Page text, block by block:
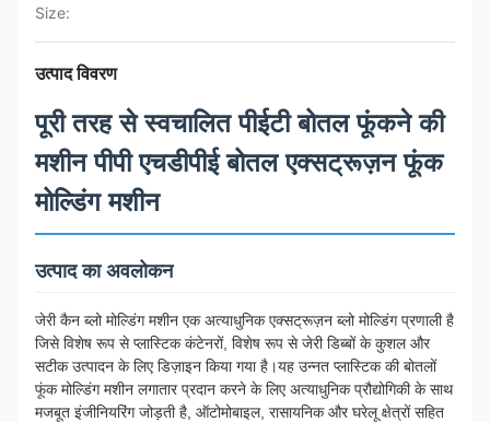
Size:
उत्पाद विवरण
पूरी तरह से स्वचालित पीईटी बोतल फूंकने की
मशीन पीपी एचडीपीई बोतल एक्सट्रूज़न फूंक
मोल्डिंग मशीन
उत्पाद का अवलोकन
जेरी कैन ब्लो मोल्डिंग मशीन एक अत्याधुनिक एक्सट्रूज़न ब्लो मोल्डिंग प्रणाली है
जिसे विशेष रूप से प्लास्टिक कंटेनरों, विशेष रूप से जेरी डिब्बों के कुशल और
सटीक उत्पादन के लिए डिज़ाइन किया गया है।यह उन्नत प्लास्टिक की बोतलों
फूंक मोल्डिंग मशीन लगातार प्रदान करने के लिए अत्याधुनिक प्रौद्योगिकी के साथ
मजबूत इंजीनियरिंग जोड़ती है, ऑटोमोबाइल, रासायनिक और घरेलू क्षेत्रों सहित